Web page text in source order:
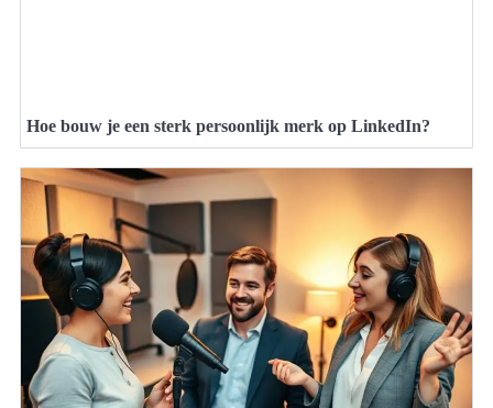
Hoe bouw je een sterk persoonlijk merk op LinkedIn?